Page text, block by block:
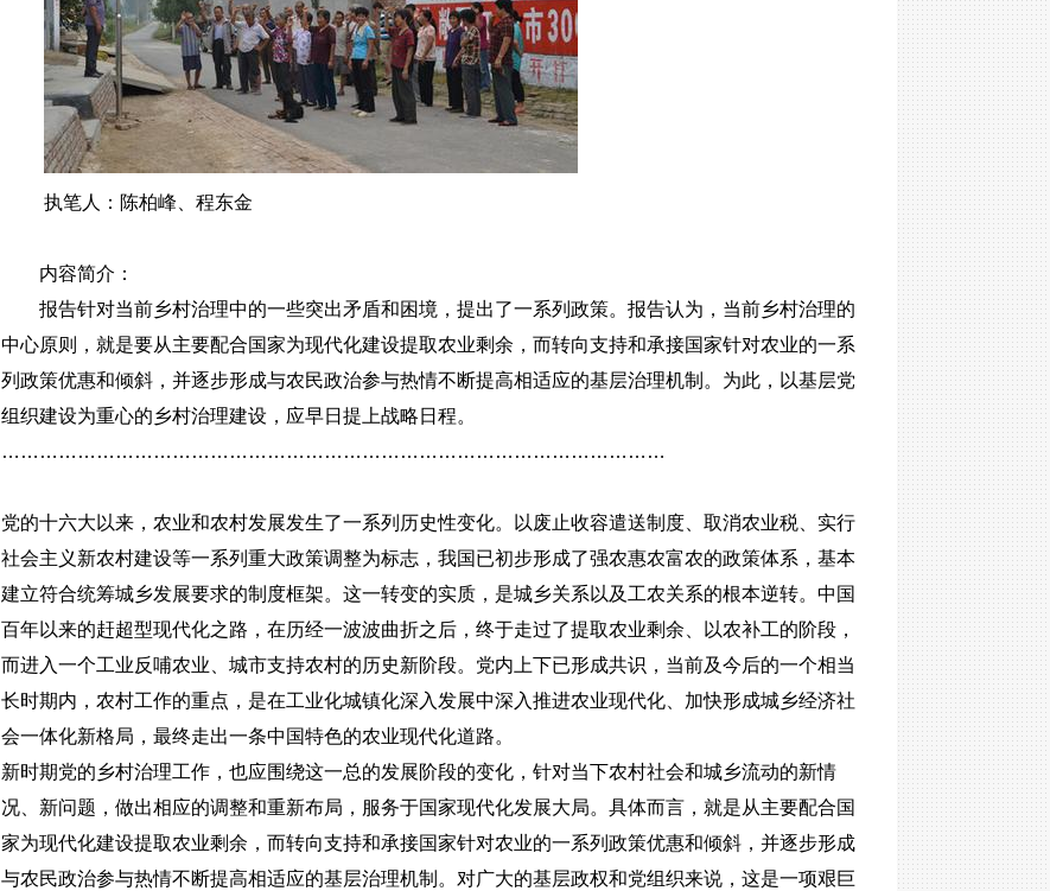
执笔人：陈柏峰、程东金
内容简介：
报告针对当前乡村治理中的一些突出矛盾和困境，提出了一系列政策。报告认为，当前乡村治理的
中心原则，就是要从主要配合国家为现代化建设提取农业剩余，而转向支持和承接国家针对农业的一系
列政策优惠和倾斜，并逐步形成与农民政治参与热情不断提高相适应的基层治理机制。为此，以基层党
组织建设为重心的乡村治理建设，应早日提上战略日程。
……………………………………………………………………………………………
党的十六大以来，农业和农村发展发生了一系列历史性变化。以废止收容遣送制度、取消农业税、实行
社会主义新农村建设等一系列重大政策调整为标志，我国已初步形成了强农惠农富农的政策体系，基本
建立符合统筹城乡发展要求的制度框架。这一转变的实质，是城乡关系以及工农关系的根本逆转。中国
百年以来的赶超型现代化之路，在历经一波波曲折之后，终于走过了提取农业剩余、以农补工的阶段，
而进入一个工业反哺农业、城市支持农村的历史新阶段。党内上下已形成共识，当前及今后的一个相当
长时期内，农村工作的重点，是在工业化城镇化深入发展中深入推进农业现代化、加快形成城乡经济社
会一体化新格局，最终走出一条中国特色的农业现代化道路。
新时期党的乡村治理工作，也应围绕这一总的发展阶段的变化，针对当下农村社会和城乡流动的新情
况、新问题，做出相应的调整和重新布局，服务于国家现代化发展大局。具体而言，就是从主要配合国
家为现代化建设提取农业剩余，而转向支持和承接国家针对农业的一系列政策优惠和倾斜，并逐步形成
与农民政治参与热情不断提高相适应的基层治理机制。对广大的基层政权和党组织来说，这是一项艰巨